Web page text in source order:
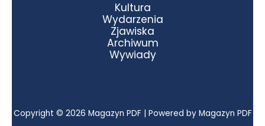
Kultura
Wydarzenia
Zjawiska
Archiwum
Wywiady
Copyright © 2026 Magazyn PDF | Powered by Magazyn PDF